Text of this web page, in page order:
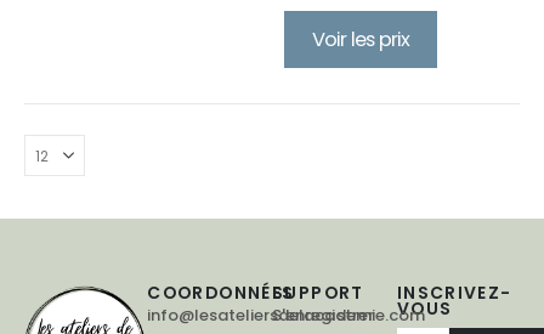
Voir les prix
INSCRIVEZ-
VOUS
COORDONNÉES
info@lesateliersdelacademie.com
SUPPORT
S'enregistrer